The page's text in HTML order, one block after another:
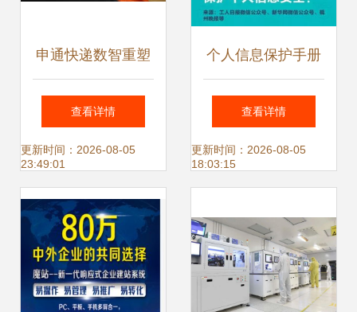
申通快递数智重塑
之路 技术赋能网络
生态新格局
查看详情
更新时间：2026-08-05
23:49:01
个人信息保护手册
手把手教你守护网
络身份安全
查看详情
更新时间：2026-08-05
18:03:15